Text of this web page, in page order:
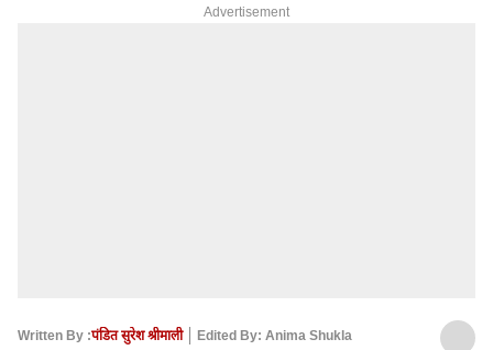
Advertisement
Written By :पंडित सुरेश श्रीमाली
Edited By: Anima Shukla